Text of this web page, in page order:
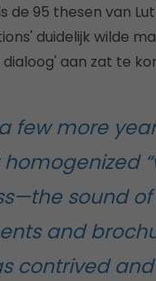
de 95 thesen van
duidelijk wilde
aan zat te
few more
sound
and
contrived